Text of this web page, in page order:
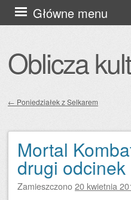
Oblicza
Główne menu
Przejdź
do
← Poniedziałek z Selkarem
Mortal
drugi odcinek
Zamieszczono20 kwietnia